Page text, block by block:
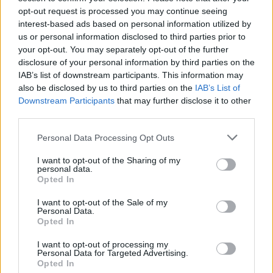
opt-out request is processed you may continue seeing
interest-based ads based on personal information utilized by
us or personal information disclosed to third parties prior to
your opt-out. You may separately opt-out of the further
disclosure of your personal information by third parties on the
IAB’s list of downstream participants. This information may
also be disclosed by us to third parties on the IAB’s List of
Downstream Participants that may further disclose it to other
Personal Data Processing Opt Outs
I want to opt-out of the Sharing of my
personal data.
Opted In
I want to opt-out of the Sale of my
Personal Data.
Opted In
I want to opt-out of processing my
Personal Data for Targeted Advertising.
Opted In
Deseu el meu nom, el correu electrònic i el lloc web en
aquest navegador per a la propera vegada que comenti.
Captcha9 - 4 = ?
characters
CAPTCHA
ÚLTIMES NOTÍCIES
La Cursa de l’Aldea segona d’etiqueta d’or
de la Running Sèries Terres de l’Ebre